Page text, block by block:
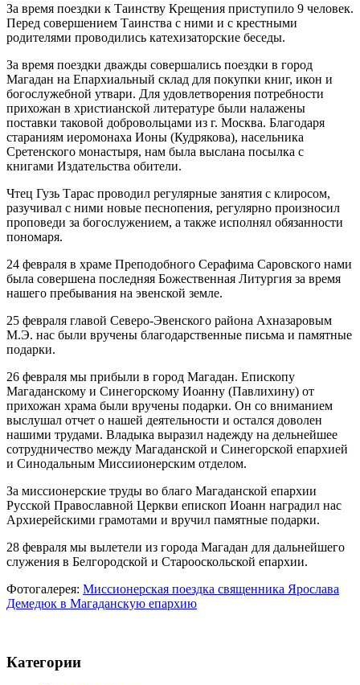
За время поездки к Таинству Крещения приступило 9 человек.
Перед совершением Таинства с ними и с крестными
родителями проводились катехизаторские беседы.
За время поездки дважды совершались поездки в город
Магадан на Епархиальный склад для покупки книг, икон и
богослужебной утвари. Для удовлетворения потребности
прихожан в христианской литературе были налажены
поставки таковой добровольцами из г. Москва. Благодаря
стараниям иеромонаха Ионы (Кудрякова), насельника
Сретенского монастыря, нам была выслана посылка с
книгами Издательства обители.
Чтец Гузь Тарас проводил регулярные занятия с клиросом,
разучивал с ними новые песнопения, регулярно произносил
проповеди за богослужением, а также исполнял обязанности
пономаря.
24 февраля в храме Преподобного Серафима Саровского нами
была совершена последняя Божественная Литургия за время
нашего пребывания на эвенской земле.
25 февраля главой Северо-Эвенского района Ахназаровым
М.Э. нас были вручены благодарственные письма и памятные
подарки.
26 февраля мы прибыли в город Магадан. Епископу
Магаданскому и Синегорскому Иоанну (Павлихину) от
прихожан храма были вручены подарки. Он со вниманием
выслушал отчет о нашей деятельности и остался доволен
нашими трудами. Владыка выразил надежду на дельнейшее
сотрудничество между Магаданской и Синегорской епархией
и Синодальным Миссиионерским отделом.
За миссионерские труды во благо Магаданской епархии
Русской Православной Церкви епископ Иоанн наградил нас
Архиерейскими грамотами и вручил памятные подарки.
28 февраля мы вылетели из города Магадан для дальнейшего
служения в Белгородской и Старооскольской епархии.
Фотогалерея: Миссионерская поездка священника Ярослава
Демедюк в Магаданскую епархию
Категории